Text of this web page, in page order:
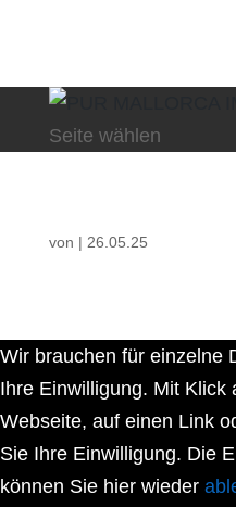
Seite wählen
von | 26.05.25
Wir brauchen für einzelne
Ihre Einwilligung. Mit Klick
Webseite, auf einen Link
Sie Ihre Einwilligung. Die
können Sie hier wieder